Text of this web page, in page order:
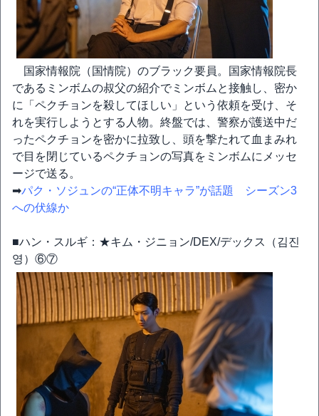
国家情報院（国情院）のブラック要員。国家情報院長
であるミンボムの叔父の紹介でミンボムと接触し、密か
に「ペクチョンを殺してほしい」という依頼を受け、そ
れを実行しようとする人物。終盤では、警察が護送中だ
ったペクチョンを密かに拉致し、頭を撃たれて血まみれ
で目を閉じているペクチョンの写真をミンボムにメッセ
ージで送る。
➡パク・ソジュンの“正体不明キャラ”が話題 シーズン3
への伏線か
■ハン・スルギ：★キム・ジニョン/DEX/デックス（김진
영）⑥⑦